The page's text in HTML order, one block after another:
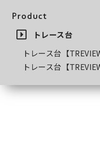
Product
トレース台
トレース台【
トレース台【